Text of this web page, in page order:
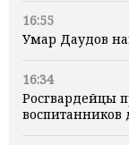
16:55
Умар Даудов
16:34
Росгвардейцы
воспитанников